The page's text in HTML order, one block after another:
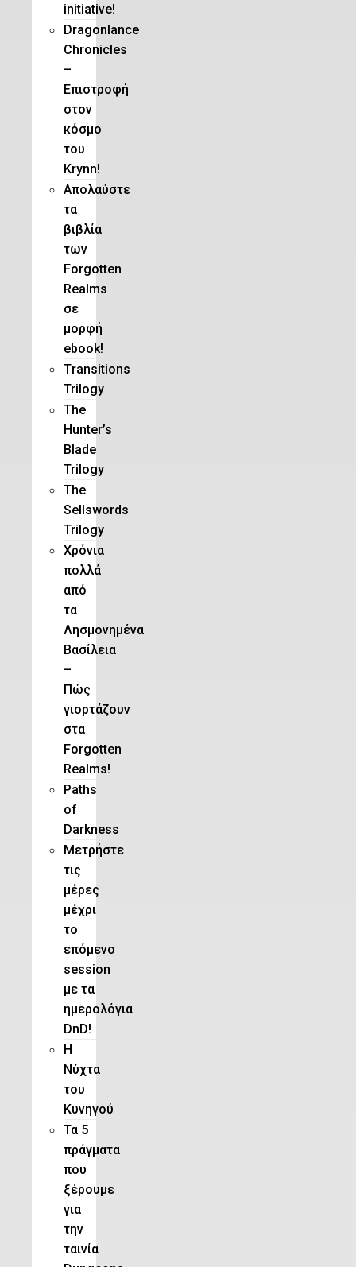
initiative!
Dragonlance
Chronicles
–
Eπιστροφή
στον
κόσμο
του
Krynn!
Απολαύστε
τα
βιβλία
των
Forgotten
Realms
σε
μορφή
ebook!
Τransitions
Trilogy
The
Hunter’s
Blade
Trilogy
Τhe
Sellswords
Trilogy
Χρόνια
πολλά
από
τα
Λησμονημένα
Βασίλεια
–
Πώς
γιορτάζουν
στα
Forgotten
Realms!
Paths
of
Darkness
Μετρήστε
τις
μέρες
μέχρι
το
επόμενο
session
με τα
ημερολόγια
DnD!
H
Νύχτα
του
Κυνηγού
Τα 5
πράγματα
που
ξέρουμε
για
την
ταινία